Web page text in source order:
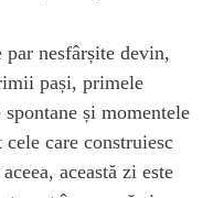
nesfârșite devin,
pași, primele
și momentele
care construiesc
această zi este